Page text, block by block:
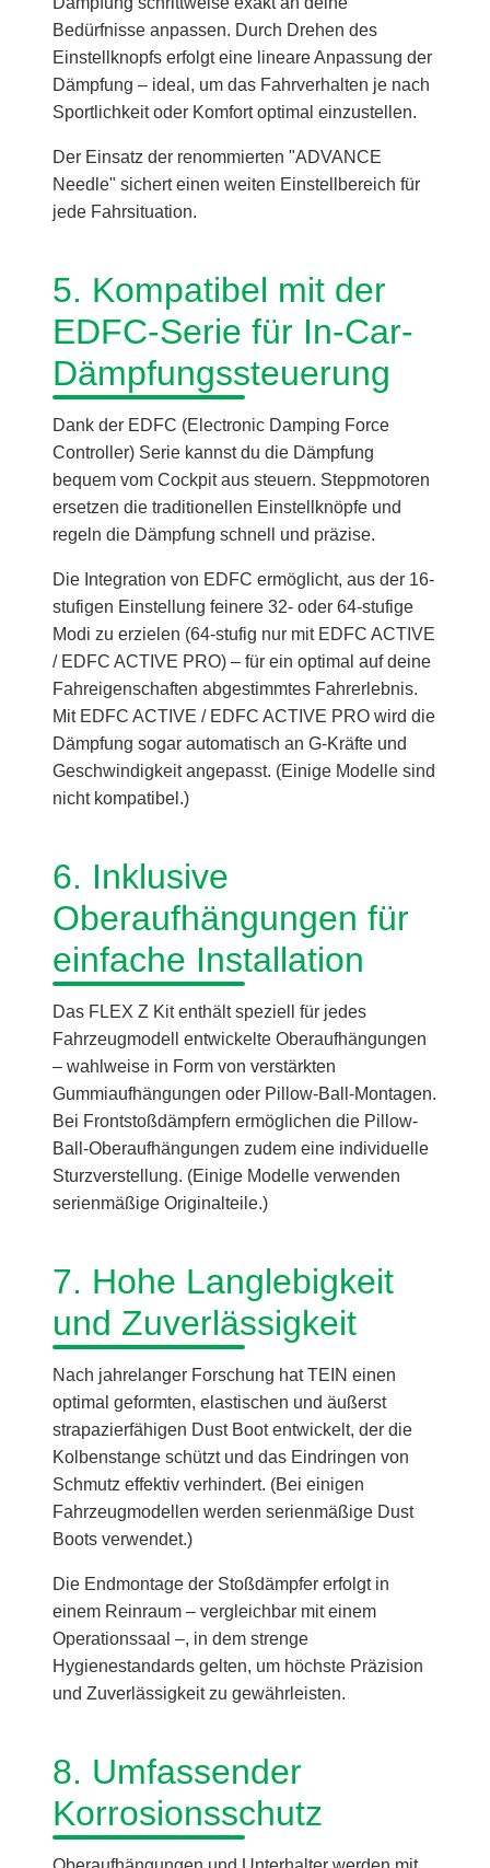
Bedürfnisse anpassen. Durch Drehen des
Einstellknopfs erfolgt eine lineare Anpassung der
Dämpfung – ideal, um das Fahrverhalten je nach
Sportlichkeit oder Komfort optimal einzustellen.
Der Einsatz der renommierten "ADVANCE
Needle" sichert einen weiten Einstellbereich für
jede Fahrsituation.
5. Kompatibel mit der
EDFC-Serie für In-Car-
Dämpfungssteuerung
Dank der EDFC (Electronic Damping Force
Controller) Serie kannst du die Dämpfung
bequem vom Cockpit aus steuern. Steppmotoren
ersetzen die traditionellen Einstellknöpfe und
regeln die Dämpfung schnell und präzise.
Die Integration von EDFC ermöglicht, aus der 16-
stufigen Einstellung feinere 32- oder 64-stufige
Modi zu erzielen (64-stufig nur mit EDFC ACTIVE
/ EDFC ACTIVE PRO) – für ein optimal auf deine
Fahreigenschaften abgestimmtes Fahrerlebnis.
Mit EDFC ACTIVE / EDFC ACTIVE PRO wird die
Dämpfung sogar automatisch an G-Kräfte und
Geschwindigkeit angepasst. (Einige Modelle sind
nicht kompatibel.)
6. Inklusive
Oberaufhängungen für
einfache Installation
Das FLEX Z Kit enthält speziell für jedes
Fahrzeugmodell entwickelte Oberaufhängungen
– wahlweise in Form von verstärkten
Gummiaufhängungen oder Pillow-Ball-Montagen.
Bei Frontstoßdämpfern ermöglichen die Pillow-
Ball-Oberaufhängungen zudem eine individuelle
Sturzverstellung. (Einige Modelle verwenden
serienmäßige Originalteile.)
7. Hohe Langlebigkeit
und Zuverlässigkeit
Nach jahrelanger Forschung hat TEIN einen
optimal geformten, elastischen und äußerst
strapazierfähigen Dust Boot entwickelt, der die
Kolbenstange schützt und das Eindringen von
Schmutz effektiv verhindert. (Bei einigen
Fahrzeugmodellen werden serienmäßige Dust
Boots verwendet.)
Die Endmontage der Stoßdämpfer erfolgt in
einem Reinraum – vergleichbar mit einem
Operationssaal –, in dem strenge
Hygienestandards gelten, um höchste Präzision
und Zuverlässigkeit zu gewährleisten.
8. Umfassender
Korrosionsschutz